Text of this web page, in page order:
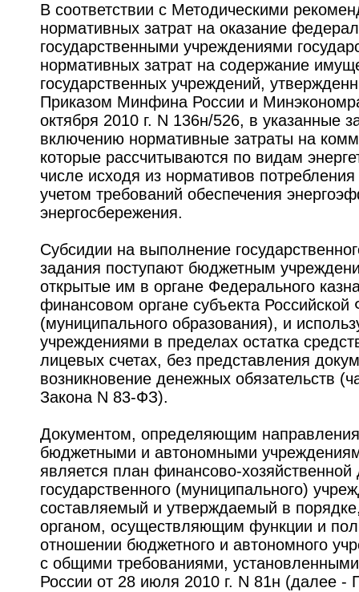
В соответствии с Методическими
нормативных затрат на оказание
государственными учреждениями
нормативных затрат на содержание
государственных учреждений,
Приказом Минфина России и
октября 2010 г. N 136н/526, в указанные
включению нормативные затраты на
которые рассчитываются по видам
числе исходя из нормативов
учетом требований обеспечения
энергосбережения.
Субсидии на выполнение
задания поступают бюджетным
открытые им в органе Федерального
финансовом органе субъекта Российской
(муниципального образования), и
учреждениями в пределах остатка
лицевых счетах, без представления
возникновение денежных обязательств
Закона N 83-ФЗ).
Документом, определяющим
бюджетными и автономными
является план финансово-хозяйственной
государственного (муниципального)
составляемый и утверждаемый в
органом, осуществляющим функции и
отношении бюджетного и автономного
с общими требованиями,
России от 28 июля 2010 г. N 81н (далее -